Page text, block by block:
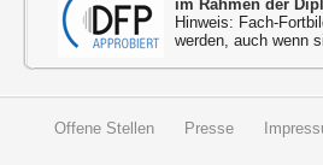
im Rahmen der
Hinweis: Fach-
werden, auch wenn
Offene Stellen Presse